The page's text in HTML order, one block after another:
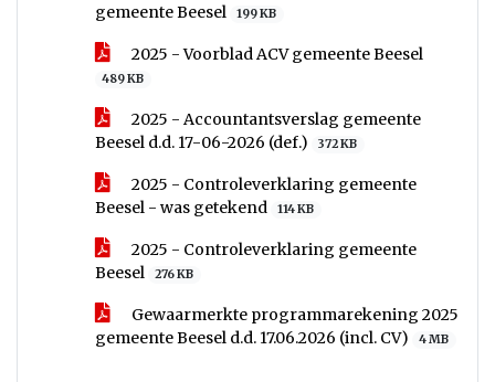
gemeente Beesel
199 KB
2025 - Voorblad ACV gemeente Beesel
489 KB
2025 - Accountantsverslag gemeente
Beesel d.d. 17-06-2026 (def.)
372 KB
2025 - Controleverklaring gemeente
Beesel - was getekend
114 KB
2025 - Controleverklaring gemeente
Beesel
276 KB
Gewaarmerkte programmarekening 2025
gemeente Beesel d.d. 17.06.2026 (incl. CV)
4 MB